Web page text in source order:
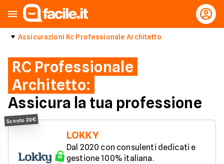
Assicurazioni Rc Professionale Architetto
RC Professionale
Architetto:
Assicura la tua professione
LOKKY
Dal 2020 con consulenti dedicati e
gestione 100% italiana.
Sconto 20€